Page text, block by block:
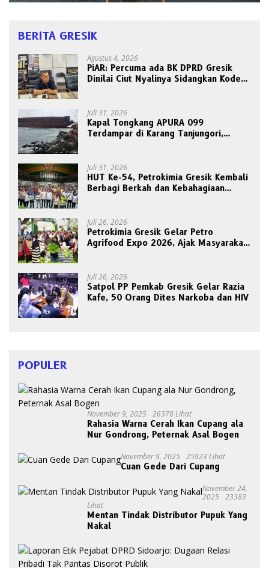
BERITA GRESIK
Agustus 4, 2026
PiAR: Percuma ada BK DPRD Gresik
Dinilai Ciut Nyalinya Sidangkan Kode
Juli 31, 2026
Kapal Tongkang APURA 099
Terdampar di Karang Tanjungori,
Juli 31, 2026
HUT Ke-54, Petrokimia Gresik Kembali
Berbagi Berkah dan Kebahagiaan
Juli 26, 2026
Petrokimia Gresik Gelar Petro
Agrifood Expo 2026, Ajak Masyarakat
Juli 26, 2026
Satpol PP Pemkab Gresik Gelar Razia
Kafe, 50 Orang Dites Narkoba dan HIV
POPULER
November 9, 2025 26370 Lihat
Rahasia Warna Cerah Ikan Cupang ala
Nur Gondrong, Peternak Asal Bogen
November 9, 2025 25923 Lihat
Cuan Gede Dari Cupang
November 24,
2025 23383
Lihat
Mentan Tindak Distributor Pupuk Yang
Nakal